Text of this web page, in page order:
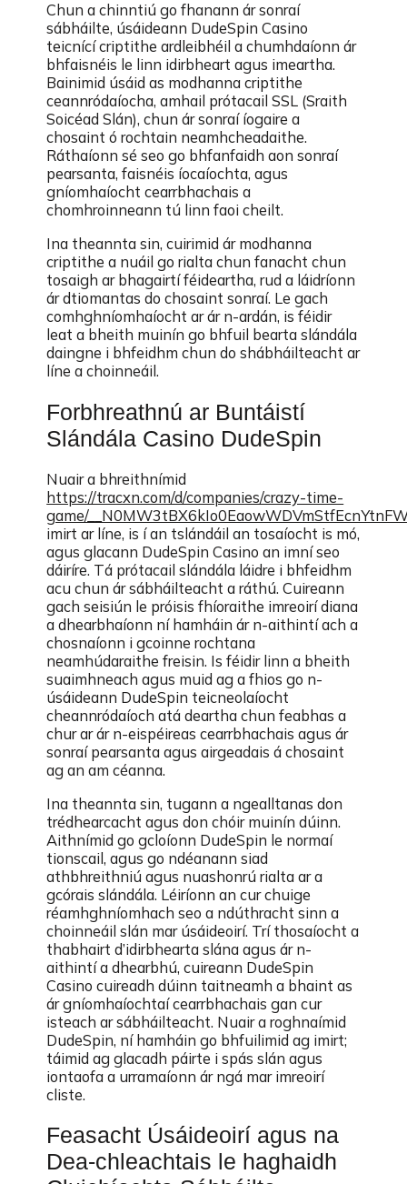
Chun a chinntiú go fhanann ár sonraí
sábháilte, úsáideann DudeSpin Casino
teicnící criptithe ardleibhéil a chumhdaíonn ár
bhfaisnéis le linn idirbheart agus imeartha.
Bainimid úsáid as modhanna criptithe
ceannródaíocha, amhail prótacail SSL (Sraith
Soicéad Slán), chun ár sonraí íogaire a
chosaint ó rochtain neamhcheadaithe.
Ráthaíonn sé seo go bhfanfaidh aon sonraí
pearsanta, faisnéis íocaíochta, agus
gníomhaíocht cearrbhachais a
chomhroinneann tú linn faoi cheilt.
Ina theannta sin, cuirimid ár modhanna
criptithe a nuáil go rialta chun fanacht chun
tosaigh ar bhagairtí féideartha, rud a láidríonn
ár dtiomantas do chosaint sonraí. Le gach
comhghníomhaíocht ar ár n-ardán, is féidir
leat a bheith muinín go bhfuil bearta slándála
daingne i bhfeidhm chun do shábháilteacht ar
líne a choinneáil.
Forbhreathnú ar Buntáistí
Slándála Casino DudeSpin
Nuair a bhreithnímid
https://tracxn.com/d/companies/crazy-time-
game/
imirt ar líne, is í an tslándáil an tosaíocht is mó,
agus glacann DudeSpin Casino an imní seo
dáiríre. Tá prótacail slándála láidre i bhfeidhm
acu chun ár sábháilteacht a ráthú. Cuireann
gach seisiún le próisis fhíoraithe imreoirí diana
a dhearbhaíonn ní hamháin ár n-aithintí ach a
chosnaíonn i gcoinne rochtana
neamhúdaraithe freisin. Is féidir linn a bheith
suaimhneach agus muid ag a fhios go n-
úsáideann DudeSpin teicneolaíocht
cheannródaíoch atá deartha chun feabhas a
chur ar ár n-eispéireas cearrbhachais agus ár
sonraí pearsanta agus airgeadais á chosaint
ag an am céanna.
Ina theannta sin, tugann a ngealltanas don
trédhearcacht agus don chóir muinín dúinn.
Aithnímid go gcloíonn DudeSpin le normaí
tionscail, agus go ndéanann siad
athbhreithniú agus nuashonrú rialta ar a
gcórais slándála. Léiríonn an cur chuige
réamhghníomhach seo a ndúthracht sinn a
choinneáil slán mar úsáideoirí. Trí thosaíocht a
thabhairt d’idirbhearta slána agus ár n-
aithintí a dhearbhú, cuireann DudeSpin
Casino cuireadh dúinn taitneamh a bhaint as
ár gníomhaíochtaí cearrbhachais gan cur
isteach ar sábháilteacht. Nuair a roghnaímid
DudeSpin, ní hamháin go bhfuilimid ag imirt;
táimid ag glacadh páirte i spás slán agus
iontaofa a urramaíonn ár ngá mar imreoirí
cliste.
Feasacht Úsáideoirí agus na
Dea-chleachtais le haghaidh